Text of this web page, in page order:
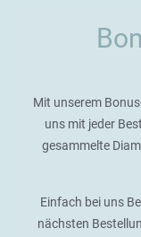
Mit unserem
uns mit jeder
gesammelte
Einfach bei uns
nächsten